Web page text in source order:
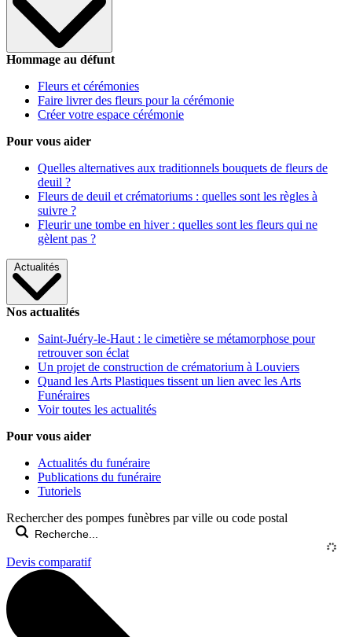
Hommage au défunt
Fleurs et cérémonies
Faire livrer des fleurs pour la cérémonie
Créer votre espace cérémonie
Pour vous aider
Quelles alternatives aux traditionnels bouquets de fleurs de
deuil ?
Fleurs de deuil et crématoriums : quelles sont les règles à
suivre ?
Fleurir une tombe en hiver : quelles sont les fleurs qui ne
gèlent pas ?
Actualités
Nos actualités
Saint-Juéry-le-Haut : le cimetière se métamorphose pour
retrouver son éclat
Un projet de construction de crématorium à Louviers
Quand les Arts Plastiques tissent un lien avec les Arts
Funéraires
Voir toutes les actualités
Pour vous aider
Actualités du funéraire
Publications du funéraire
Tutoriels
Rechercher des pompes funèbres par ville ou code postal
Devis comparatif